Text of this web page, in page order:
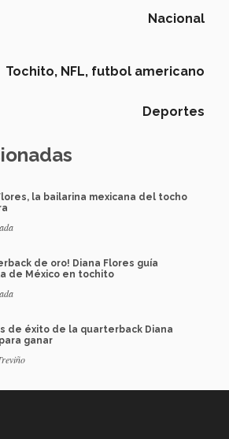
Nacional
Tochito, NFL, futbol americano
Deportes
la bailarina mexicana del tocho
de oro! Diana Flores guía
de México en tochito
de éxito de la quarterback Diana
ganar